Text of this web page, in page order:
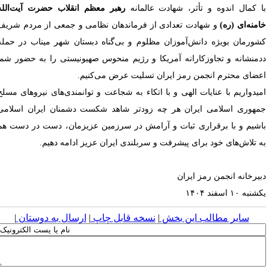
کمال اندوه و تأثر، شهادت عالمانهرهبر معظم انقلاب حضرت آیت‌الله
(ره)و شهادت تعدادی از فرماندهان نظامی و جمعی از مردم شریف
بویژه دانش‌آموزان مظلوم و بی‌گناه دبستان شهر میناب در حمله
و تجاوزکارانه آمریکا و رژیم منحوس صهیونیستی را به حضور شما
محترم انجمن رمز ایران تسلیت عرض می‌کنیم.
با عنایات الهی و با اتکاء به شجاعت و توانمندی‌های نیروهای مسلح
اسلامی ایران هر چه زودتر شاهد شکست دشمنان ایران اسلامی
و با برقراری ثبات و آرامش در سرزمین عزیزمان، دست در دست هم
تلاش‌های خود برای پیشرفت و سربلندی ایران عزیز ادامه دهیم.
انجمن رمز ایران
۱۰ اسفند ۱۴۰۴
سایر مطالب این بخش | نسخه قابل چاپ| ارسال به دوستان|